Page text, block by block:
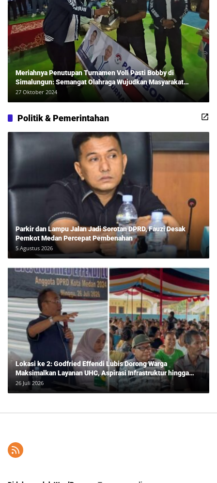
Meriahnya Penutupan Turnamen Voli Pasti Bobby di
Simalungun: Semangat Olahraga Wujudkan Masyarakat
Sehat Bersama Erwan Rozadi dan Ribuan Penonton!
27 Oktober 2024
Politik & Pemerintahan
Parkir dan Lampu Jalan Jadi Sorotan DPRD, Fauzi Desak
Pemkot Medan Percepat Pembenahan
5 Agustus 2026
Lokasi ke 2: Godfried Effendi Lubis Dorong Warga
Maksimalkan Layanan UHC, Aspirasi Infrastruktur hingga
Pendidikan Mengemuka dalam Reses Medan Amplas
26 Juli 2026